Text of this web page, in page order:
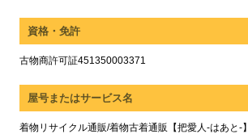
資格・免許
古物商許可証451350003371
屋号またはサービス名
着物リサイクル通販/着物古着通販【把愛人-はあと-】